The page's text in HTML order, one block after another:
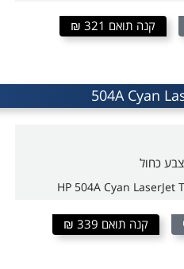
קנה תואם 321 ₪
HP 504A Cyan LaserJet
קנה תואם 339 ₪